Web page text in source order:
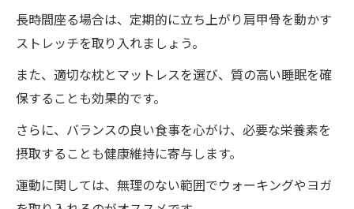
長時間座る場合は、定期的に立ち上がり肩甲骨を動かす
ストレッチを取り入れましょう。
また、適切な枕とマットレスを選び、質の高い睡眠を確
保することも効果的です。
さらに、バランスの良い食事を心がけ、必要な栄養素を
摂取することも健康維持に寄与します。
運動に関しては、無理のない範囲でウォーキングやヨガ